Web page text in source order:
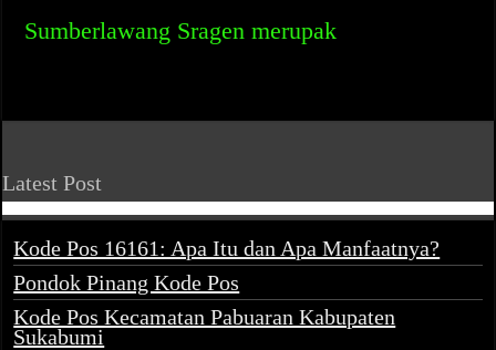
Sumberlawang Sragen merupak
Latest Post
Kode Pos 16161: Apa Itu dan Apa Manfaatnya?
Pondok Pinang Kode Pos
Kode Pos Kecamatan Pabuaran Kabupaten
Sukabumi